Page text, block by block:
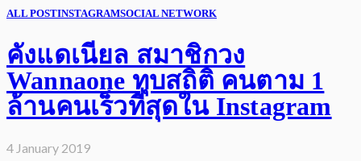
ALL POSTINSTAGRAMSOCIAL NETWORK
คังแดเนียล สมาชิกวง
Wannaone ทุบสถิติ คนตาม 1
ล้านคนเร็วที่สุดใน Instagram
4 January 2019